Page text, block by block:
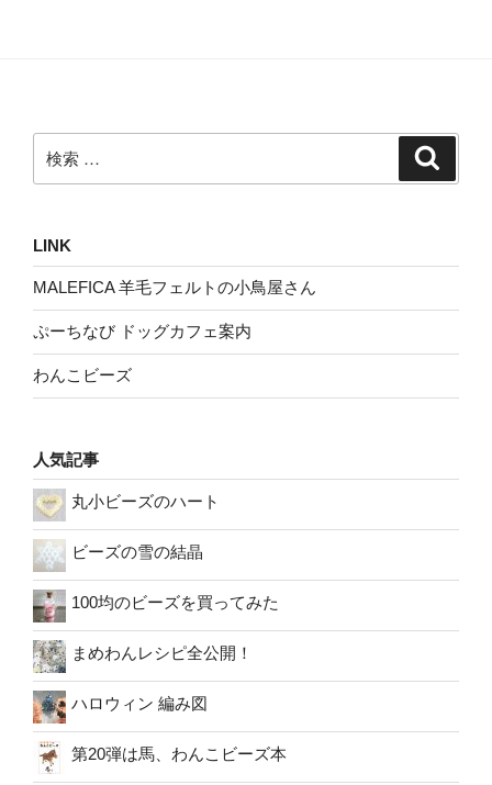
索:
LINK
MALEFICA 羊毛フェルトの小鳥屋さん
ぷーちなび ドッグカフェ案内
わんこビーズ
人気記事
丸小ビーズのハート
ビーズの雪の結晶
100均のビーズを買ってみた
まめわんレシピ全公開！
ハロウィン 編み図
第20弾は馬、わんこビーズ本